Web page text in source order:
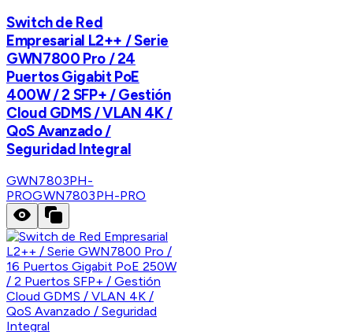
Switch de Red
Empresarial L2++ / Serie
GWN7800 Pro / 24
Puertos Gigabit PoE
400W / 2 SFP+ / Gestión
Cloud GDMS / VLAN 4K /
QoS Avanzado /
Seguridad Integral
GWN7803PH-
PROGWN7803PH-PRO